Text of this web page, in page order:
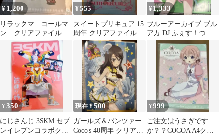
¥ 1,200
リラックマ コールマ
ン クリアファイル
¥555
スイートプリキュア 15
周年 クリアファイル
¥ 1,333
ブルーアーカイブ ブル
アカ DJ ふぇす！つあ
ー バックステージパ
ス他 ホシノ
¥350
にじさんじ 3SKM セブ
ンイレブンコラボクリ
現在 ¥500
ガールズ＆パンツァー
Coco's 40周年 クリアフ
¥999
ご注文はうさぎです
か？？COCOA A4クリ